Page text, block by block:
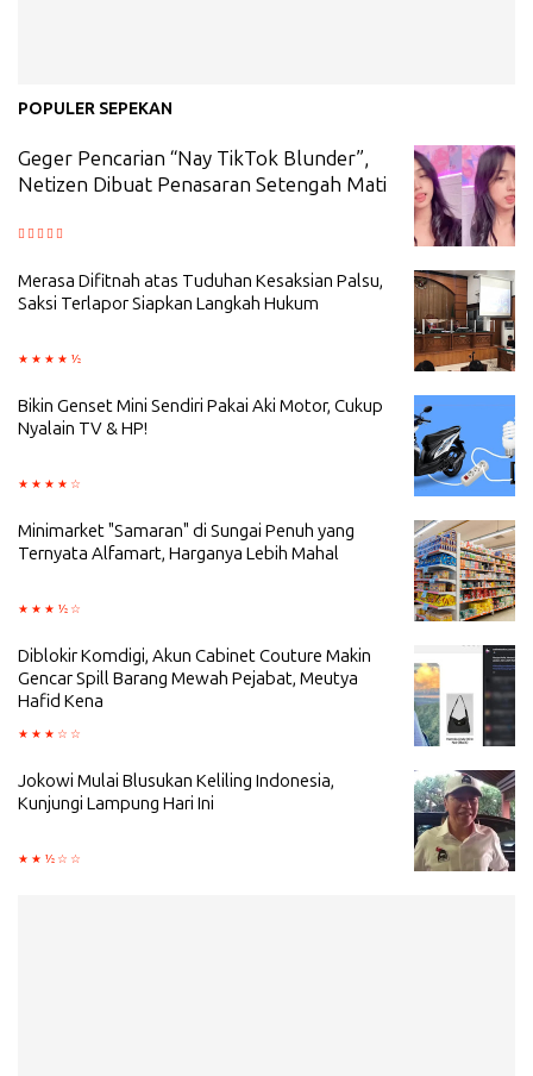
POPULER SEPEKAN
Geger Pencarian “Nay TikTok Blunder”,
Netizen Dibuat Penasaran Setengah Mati
Merasa Difitnah atas Tuduhan Kesaksian Palsu,
Saksi Terlapor Siapkan Langkah Hukum
Bikin Genset Mini Sendiri Pakai Aki Motor, Cukup
Nyalain TV & HP!
Minimarket "Samaran" di Sungai Penuh yang
Ternyata Alfamart, Harganya Lebih Mahal
Diblokir Komdigi, Akun Cabinet Couture Makin
Gencar Spill Barang Mewah Pejabat, Meutya
Hafid Kena
Jokowi Mulai Blusukan Keliling Indonesia,
Kunjungi Lampung Hari Ini